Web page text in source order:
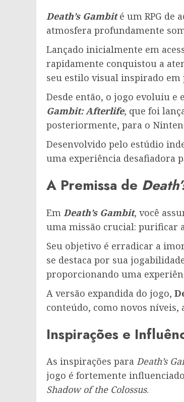
Death’s Gambité um RPG de
atmosfera profundamente
Lançado inicialmente em
rapidamente conquistou a
seu estilo visual inspirado em
Desde então, o jogo evoluiu
Gambit: Afterlife, que foi
posteriormente, para o
Desenvolvido pelo estúdio
uma experiência desafiadora
A Premissa de
Em Death’s Gambit, você
uma missão crucial: purificar
Seu objetivo é erradicar a
se destaca por sua
proporcionando uma
A versão expandida do jogo,
conteúdo, como novos níveis,
Inspirações e
As inspirações para Death’s
jogo é fortemente
Shadow of the Colossus.